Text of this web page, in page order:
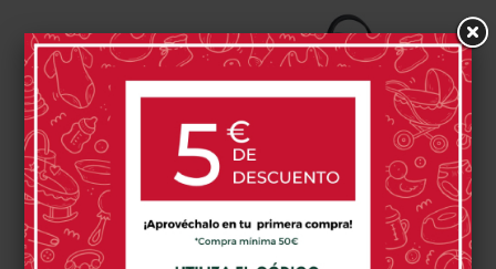
Cinturon Para
Embarazada BESAFE
BeSafe Beyond 2
Sistema Modular